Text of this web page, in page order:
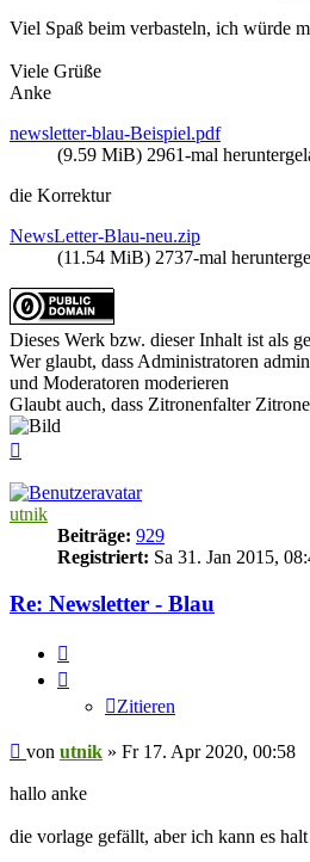
Viel Spaß beim verbasteln, ich würde
Viele Grüße
Anke
newsletter-blau-Beispiel.pdf
(9.59 MiB) 2961-mal
die Korrektur
NewsLetter-Blau-neu.zip
(11.54 MiB) 2737-mal
Dieses Werk bzw. dieser Inhalt ist als
Wer glaubt, dass Administratoren
und Moderatoren moderieren
Glaubt auch, dass Zitronenfalter
utnik
Beiträge: 929
Registriert: Sa 31. Jan 2015,
Re: Newsletter - Blau
Zitieren
Beitrag
von utnik » Fr 17. Apr 2020, 00:58
hallo anke
die vorlage gefällt, aber ich kann es